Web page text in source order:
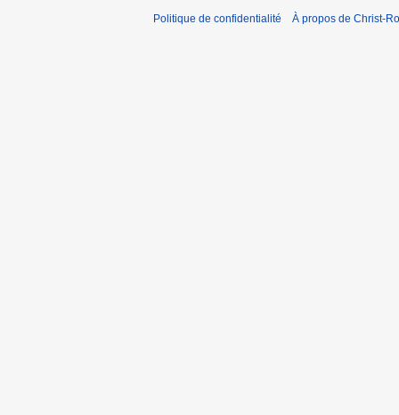
Politique de confidentialité À propos de Christ-